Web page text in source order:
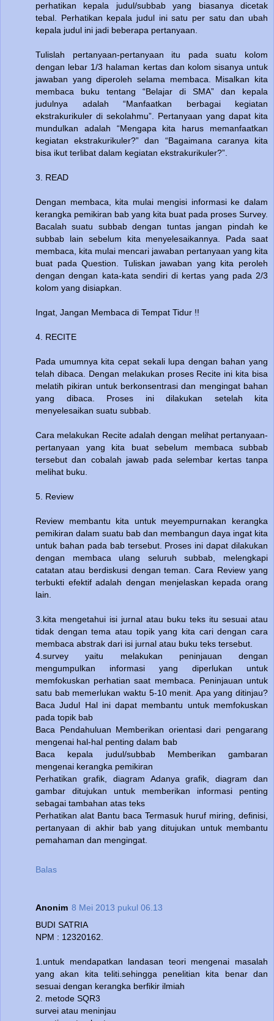
perhatikan kepala judul/subbab yang biasanya dicetak
tebal. Perhatikan kepala judul ini satu per satu dan ubah
kepala judul ini jadi beberapa pertanyaan.
Tulislah pertanyaan-pertanyaan itu pada suatu kolom
dengan lebar 1/3 halaman kertas dan kolom sisanya untuk
jawaban yang diperoleh selama membaca. Misalkan kita
membaca buku tentang “Belajar di SMA” dan kepala
judulnya adalah “Manfaatkan berbagai kegiatan
ekstrakurikuler di sekolahmu”. Pertanyaan yang dapat kita
mundulkan adalah “Mengapa kita harus memanfaatkan
kegiatan ekstrakurikuler?” dan “Bagaimana caranya kita
bisa ikut terlibat dalam kegiatan ekstrakurikuler?”.
3. READ
Dengan membaca, kita mulai mengisi informasi ke dalam
kerangka pemikiran bab yang kita buat pada proses Survey.
Bacalah suatu subbab dengan tuntas jangan pindah ke
subbab lain sebelum kita menyelesaikannya. Pada saat
membaca, kita mulai mencari jawaban pertanyaan yang kita
buat pada Question. Tuliskan jawaban yang kita peroleh
dengan dengan kata-kata sendiri di kertas yang pada 2/3
kolom yang disiapkan.
Ingat, Jangan Membaca di Tempat Tidur !!
4. RECITE
Pada umumnya kita cepat sekali lupa dengan bahan yang
telah dibaca. Dengan melakukan proses Recite ini kita bisa
melatih pikiran untuk berkonsentrasi dan mengingat bahan
yang dibaca. Proses ini dilakukan setelah kita
menyelesaikan suatu subbab.
Cara melakukan Recite adalah dengan melihat pertanyaan-
pertanyaan yang kita buat sebelum membaca subbab
tersebut dan cobalah jawab pada selembar kertas tanpa
melihat buku.
5. Review
Review membantu kita untuk meyempurnakan kerangka
pemikiran dalam suatu bab dan membangun daya ingat kita
untuk bahan pada bab tersebut. Proses ini dapat dilakukan
dengan membaca ulang seluruh subbab, melengkapi
catatan atau berdiskusi dengan teman. Cara Review yang
terbukti efektif adalah dengan menjelaskan kepada orang
lain.
3.kita mengetahui isi jurnal atau buku teks itu sesuai atau
tidak dengan tema atau topik yang kita cari dengan cara
membaca abstrak dari isi jurnal atau buku teks tersebut.
4.survey yaitu melakukan peninjauan dengan
mengumpulkan informasi yang diperlukan untuk
memfokuskan perhatian saat membaca. Peninjauan untuk
satu bab memerlukan waktu 5-10 menit. Apa yang ditinjau?
Baca Judul Hal ini dapat membantu untuk memfokuskan
pada topik bab
Baca Pendahuluan Memberikan orientasi dari pengarang
mengenai hal-hal penting dalam bab
Baca kepala judul/subbab Memberikan gambaran
mengenai kerangka pemikiran
Perhatikan grafik, diagram Adanya grafik, diagram dan
gambar ditujukan untuk memberikan informasi penting
sebagai tambahan atas teks
Perhatikan alat Bantu baca Termasuk huruf miring, definisi,
pertanyaan di akhir bab yang ditujukan untuk membantu
pemahaman dan mengingat.
Balas
Anonim 8 Mei 2013 pukul 06.13
BUDI SATRIA
NPM : 12320162.
1.untuk mendapatkan landasan teori mengenai masalah
yang akan kita teliti.sehingga penelitian kita benar dan
sesuai dengan kerangka berfikir ilmiah
2. metode SQR3
survei atau meninjau